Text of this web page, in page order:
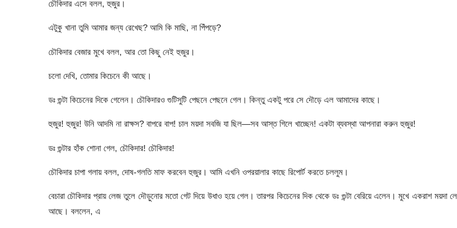
চৌকিদার এসে বলল, হুজুর।
এটুকু খানা তুমি আমার জন্য রেখেছ? আমি কি মাছি, না পিঁপড়ে?
চৌকিদার বেজার মুখে বলল, আর তো কিছু নেই হুজুর।
চলো দেখি, তোমার কিচেনে কী আছে।
ডঃ গুন্টা কিচেনের দিকে গেলেন। চৌকিদারও গুটিসুটি পেছনে পেছনে গেল। কিন্তু একটু পরে সে দৌড়ে এল আমাদের কাছে।
হুজুর! হুজুর! উনি আদমি না রাক্ষস? বাপরে বাপ! চাল ময়দা সবজি যা ছিল—সব আস্ত গিলে খাচ্ছেন! একটা ব্যবস্থা আপনারা করুন হুজুর!
ডঃ গুন্টার হাঁক শোনা গেল, চৌকিদার! চৌকিদার!
চৌকিদার চাপা গলায় বলল, দোষ-গলতি মাফ করবেন হুজুর। আমি এখনি ওপরয়ালার কাছে রিপোর্ট করতে চললুম।
বেচারা চৌকিদার প্রায় লেজ তুলে দৌড়ুনোর মতো গেট দিয়ে উধাও হয়ে গেল। তারপর কিচেনের দিক থেকে ডঃ গুন্টা বেরিয়ে এলেন। মুখে একরাশ ময়দা
আছে। বললেন, এ